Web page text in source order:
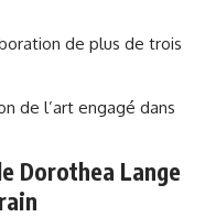
de plus de trois
de l’art engagé dans
Dorothea Lange